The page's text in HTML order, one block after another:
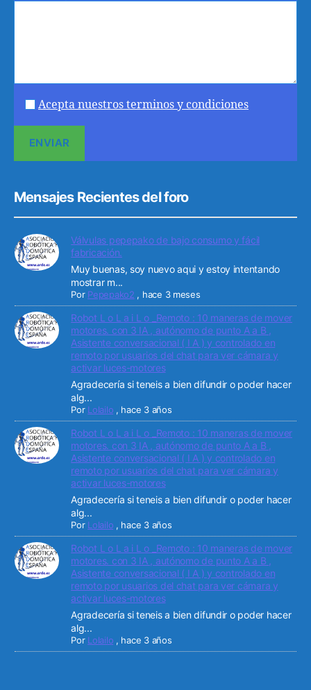
Acepta nuestros terminos y condiciones
Mensajes Recientes del foro
Válvulas pepepako de bajo consumo y fácil
fabricación.
Muy buenas, soy nuevo aqui y estoy intentando
mostrar m...
Por Pepepako2 , hace 3 meses
Robot L o L a i L o _Remoto : 10 maneras de mover
motores. con 3 IA , autónomo de punto A a B ,
Asistente conversacional ( I A ) y controlado en
remoto por usuarios del chat para ver cámara y
activar luces-motores
Agradecería si teneis a bien difundir o poder hacer
alg...
Por Lolailo , hace 3 años
Robot L o L a i L o _Remoto : 10 maneras de mover
motores. con 3 IA , autónomo de punto A a B ,
Asistente conversacional ( I A ) y controlado en
remoto por usuarios del chat para ver cámara y
activar luces-motores
Agradecería si teneis a bien difundir o poder hacer
alg...
Por Lolailo , hace 3 años
Robot L o L a i L o _Remoto : 10 maneras de mover
motores. con 3 IA , autónomo de punto A a B ,
Asistente conversacional ( I A ) y controlado en
remoto por usuarios del chat para ver cámara y
activar luces-motores
Agradecería si teneis a bien difundir o poder hacer
alg...
Por Lolailo , hace 3 años